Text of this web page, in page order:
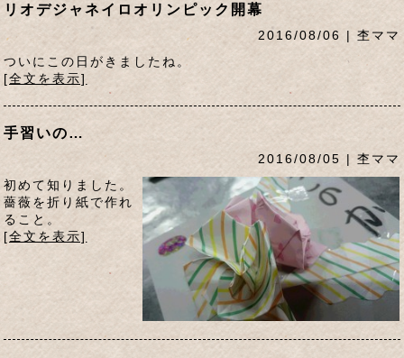
リオデジャネイロオリンピック開幕
2016/08/06 | 杢ママ
ついにこの日がきましたね。
[全文を表示]
手習いの…
2016/08/05 | 杢ママ
初めて知りました。
薔薇を折り紙で作れ
ること。
[全文を表示]